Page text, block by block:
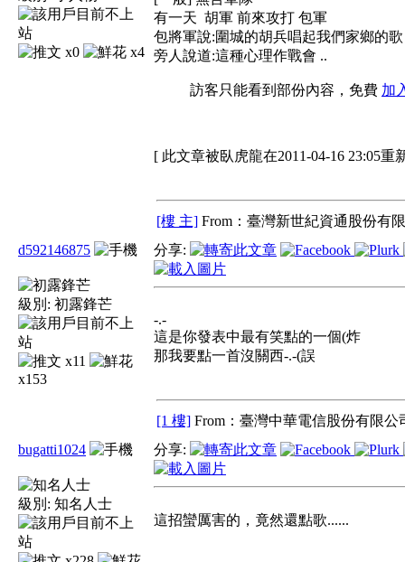
x0 x4
有一天 胡軍 前來攻打 包軍
包將軍說:圍城的胡兵唱起我們家鄉的歌
旁人說道:這種心理作戰會 ..
訪客只能看到部份內容，免費 加
[ 此文章被臥虎龍在2011-04-16 23:05重
[樓 主] From：臺灣新世紀資通股份有
d592146875
級別: 初露鋒芒
x11
x153
分享:
-.-
這是你發表中最有笑點的一個(炸
那我要點一首沒關西-.-(誤
[1 樓] From：臺灣中華電信股份有限公
bugatti1024
級別: 知名人士
分享:
這招蠻厲害的，竟然還點歌......